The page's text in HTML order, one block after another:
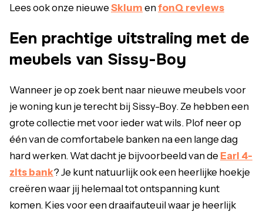
Lees ook onze nieuwe Sklum enfonQ reviews
Een prachtige uitstraling met de
meubels van Sissy-Boy
Wanneer je op zoek bent naar nieuwe meubels voor
je woning kun je terecht bij Sissy-Boy. Ze hebben een
grote collectie met voor ieder wat wils. Plof neer op
één van de comfortabele banken na een lange dag
hard werken. Wat dacht je bijvoorbeeld van de Earl 4-
zits bank? Je kunt natuurlijk ook een heerlijke hoekje
creëren waar jij helemaal tot ontspanning kunt
komen. Kies voor een draaifauteuil waar je heerlijk